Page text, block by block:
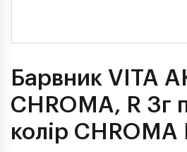
Барвник VITA
CHROMA, R 3г
колір CHROMA